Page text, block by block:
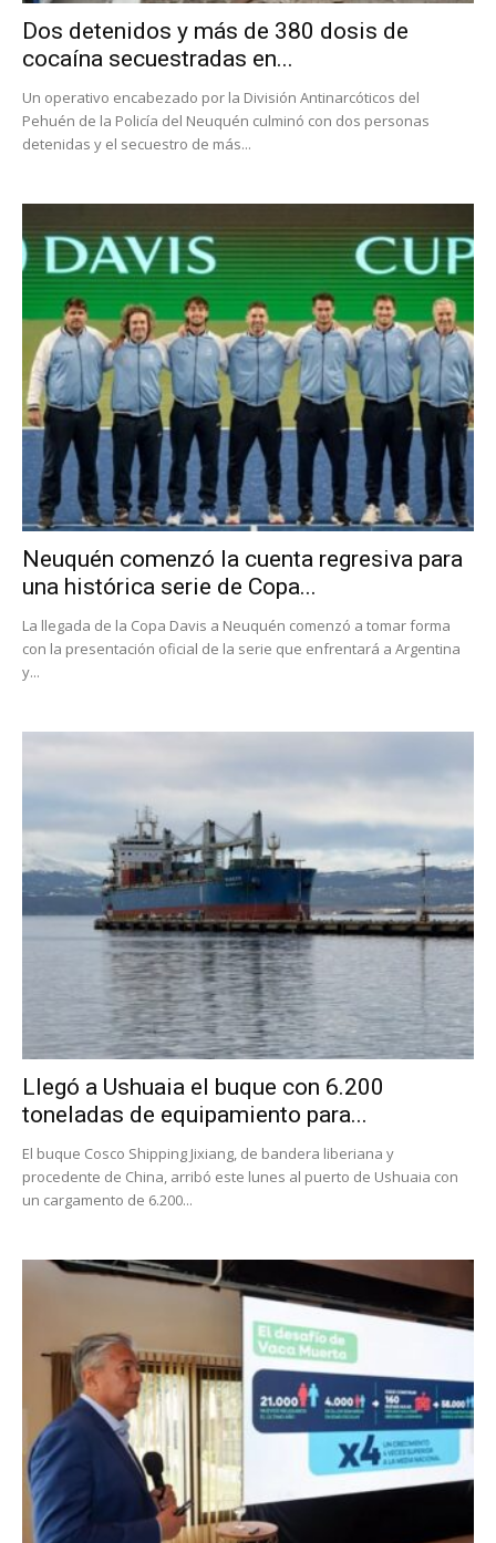
Dos detenidos y más de 380 dosis de
cocaína secuestradas en...
Un operativo encabezado por la División Antinarcóticos del
Pehuén de la Policía del Neuquén culminó con dos personas
detenidas y el secuestro de más...
Neuquén comenzó la cuenta regresiva para
una histórica serie de Copa...
La llegada de la Copa Davis a Neuquén comenzó a tomar forma
con la presentación oficial de la serie que enfrentará a Argentina
y...
Llegó a Ushuaia el buque con 6.200
toneladas de equipamiento para...
El buque Cosco Shipping Jixiang, de bandera liberiana y
procedente de China, arribó este lunes al puerto de Ushuaia con
un cargamento de 6.200...